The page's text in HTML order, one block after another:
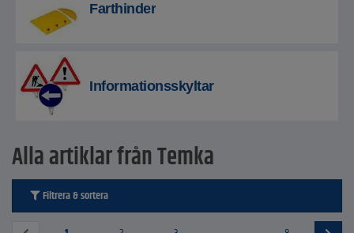
Farthinder
Informationsskyltar
Alla artiklar från Temka
Filtrera & sortera